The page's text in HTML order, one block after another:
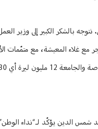
بالشكر الكبير إلى وزير